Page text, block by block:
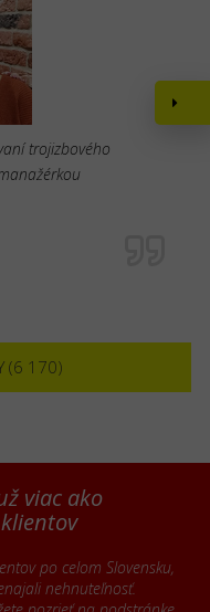
trojizbového
(6 170)
viac ako
po celom Slovensku,
nehnuteľnosť.